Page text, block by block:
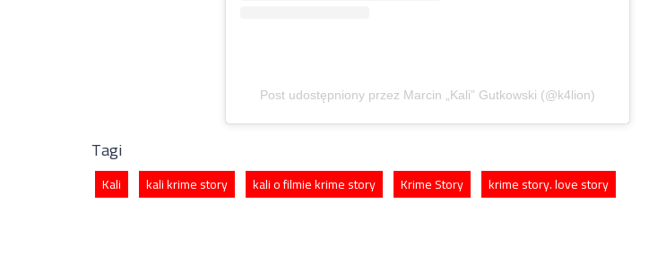
Post udostępniony przez Marcin „Kali” Gutkowski (@k4lion)
Tagi
Kali kali krime story kali o filmie krime story Krime Story krime story. love story